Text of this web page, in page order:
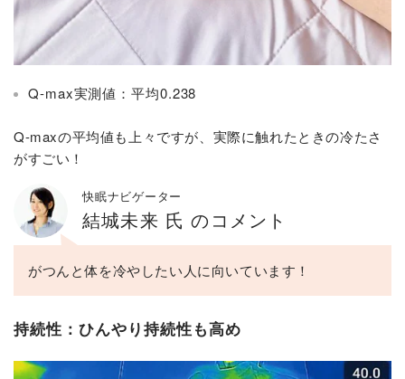
Q-max実測値：平均0.238
Q-maxの平均値も上々ですが、実際に触れたときの冷たさ
がすごい！
快眠ナビゲーター
結城未来 氏 のコメント
がつんと体を冷やしたい人に向いています！
持続性：ひんやり持続性も高め